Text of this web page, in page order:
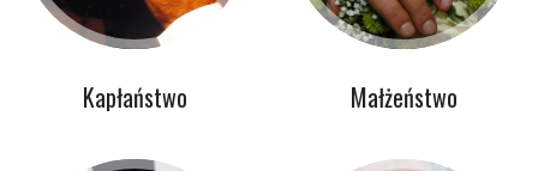
Kapłaństwo Małżeństwo